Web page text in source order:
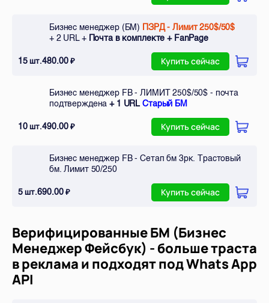
Бизнес менеджер (БМ) ПЗРД - Лимит 250$/50$
+ 2 URL + Почта в комплекте + FanPage
15шт.480.00₽ Купить сейчас
Бизнес менеджер FB - ЛИМИТ 250$/50$ - почта
подтверждена+ 1 URLСтарый БМ
10шт.490.00₽ Купить сейчас
Бизнес менеджер FB - Сетап бм 3рк. Трастовый
бм. Лимит 50/250
5шт.690.00₽ Купить сейчас
Верифицированные БМ (Бизнес
Менеджер Фейсбук) - больше траста
в реклама и подходят под Whats App
API